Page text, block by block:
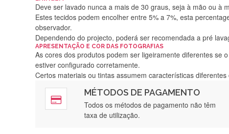
Deve ser lavado nunca a mais de 30 graus, seja à mão ou à
Estes tecidos podem encolher entre 5% a 7%, esta
observador.
Dependendo do projecto, poderá ser recomendada a pré
APRESENTAÇÃO E COR DAS FOTOGRAFIAS
As cores dos produtos podem ser ligeiramente diferentes se
estiver configurado corretamente.
Certos materiais ou tintas assumem características
MÉTODOS DE PAGAMENTO
Todos os métodos de pagamento não têm
taxa de utilização.
Rápido,